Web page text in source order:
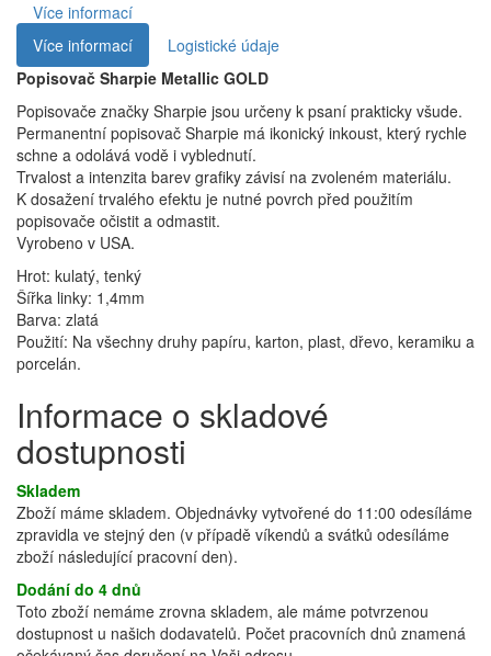
Více informací
Více informací
Logistické údaje
Popisovač Sharpie Metallic GOLD
Popisovače značky Sharpie jsou určeny k psaní prakticky všude.
Permanentní popisovač Sharpie má ikonický inkoust, který rychle
schne a odolává vodě i vyblednutí.
Trvalost a intenzita barev grafiky závisí na zvoleném materiálu.
K dosažení trvalého efektu je nutné povrch před použitím
popisovače očistit a odmastit.
Vyrobeno v USA.
Hrot: kulatý, tenký
Šířka linky: 1,4mm
Barva: zlatá
Použití: Na všechny druhy papíru, karton, plast, dřevo, keramiku a
porcelán.
Informace o skladové
dostupnosti
Skladem
Zboží máme skladem. Objednávky vytvořené do 11:00 odesíláme
zpravidla ve stejný den (v případě víkendů a svátků odesíláme
zboží následující pracovní den).
Dodání do 4 dnů
Toto zboží nemáme zrovna skladem, ale máme potvrzenou
dostupnost u našich dodavatelů. Počet pracovních dnů znamená